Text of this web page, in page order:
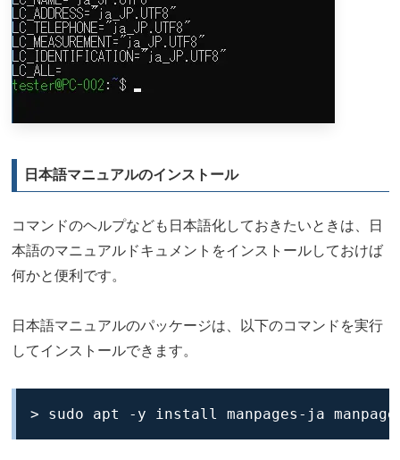
日本語マニュアルのインストール
コマンドのヘルプなども日本語化しておきたいときは、日
本語のマニュアルドキュメントをインストールしておけば
何かと便利です。
日本語マニュアルのパッケージは、以下のコマンドを実行
してインストールできます。
> sudo apt -y install manpages-ja